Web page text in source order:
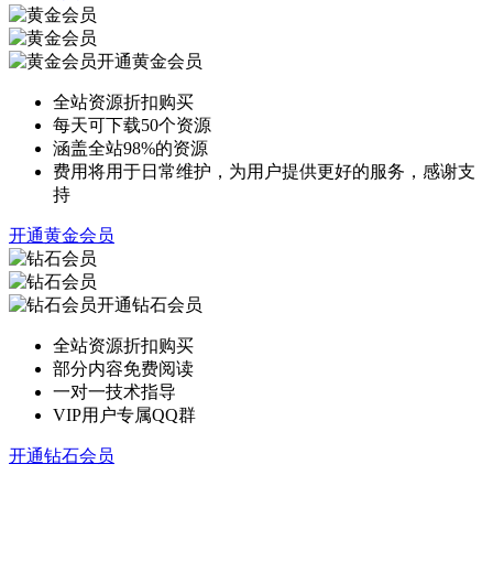
开通黄金会员
全站资源折扣购买
每天可下载50个资源
涵盖全站98%的资源
费用将用于日常维护，为用户提供更好的服务，感谢支
持
开通黄金会员
开通钻石会员
全站资源折扣购买
部分内容免费阅读
一对一技术指导
VIP用户专属QQ群
开通钻石会员